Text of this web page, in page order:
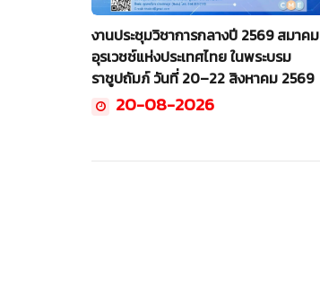
งานประชุมวิชาการกลางปี 2569 สมาคม
อุรเวชช์แห่งประเทศไทย ในพระบรม
ราชูปถัมภ์ วันที่ 20–22 สิงหาคม 2569
20-08-2026